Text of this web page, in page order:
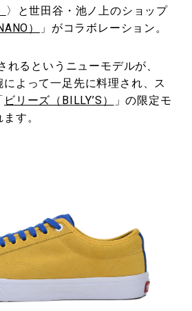
〉と世田谷・池ノ上のショップ
） 」がコラボレーション。
れるというニューモデルが、
によって一足先に料理され、ス
ビリーズ（BILLY’S）
」の限定モ
す。